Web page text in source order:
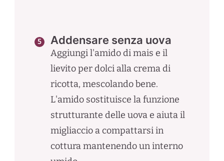
Addensare senza uova
Aggiungi l'amido di mais e il
lievito per dolci alla crema di
ricotta, mescolando bene.
L'amido sostituisce la funzione
strutturante delle uova e aiuta il
migliaccio a compattarsi in
cottura mantenendo un interno